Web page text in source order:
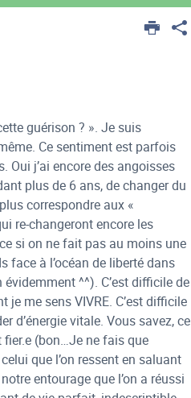
guérison ? ». Je suis
Ce sentiment est parfois
Oui j’ai encore des angoisses
plus de 6 ans, de changer du
correspondre aux «
re-changeront encore les
si on ne fait pas au moins une
face à l’océan de liberté dans
^^). C’est difficile de
me sens VIVRE. C’est difficile
d’énergie vitale. Vous savez, ce
(bon…Je ne fais que
que l’on ressent en saluant
entourage que l’on a réussi